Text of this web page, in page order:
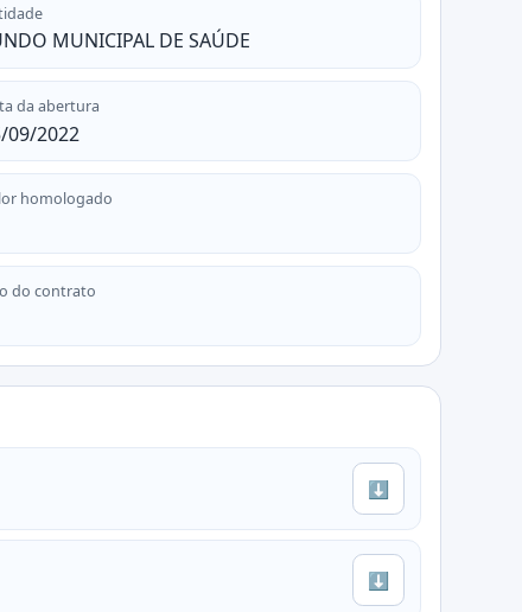
MUNICIPAL DE SAÚDE
da abertura
09/2022
homologado
do contrato
⬇
⬇